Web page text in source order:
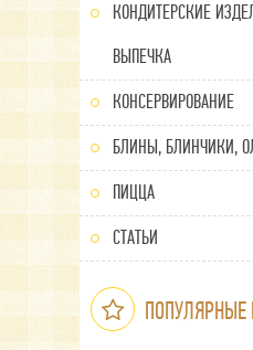
КОНДИТЕРСКИЕ
ВЫПЕЧКА
КОНСЕРВИРОВАНИЕ
БЛИНЫ, БЛИНЧИКИ,
ПИЦЦА
СТАТЬИ
ПОПУЛЯРНЫЕ